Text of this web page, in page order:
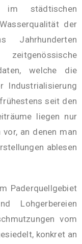
im städtischen
der
welche die
Industrialisierung
seit den
liegen nur
an denen man
ablesen
Paderquellgebiet
Lohgerbereien
vom
konkret an